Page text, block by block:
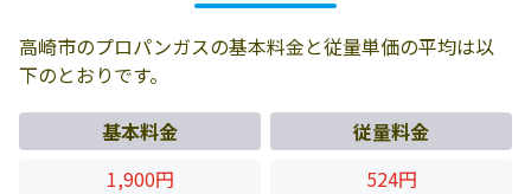
高崎市のプロパンガスの基本料金と従量単価の平均は以
下のとおりです。
基本料金
従量料金
1,900円
524円